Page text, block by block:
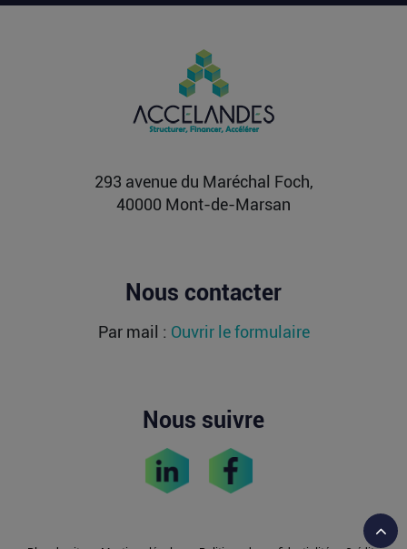
chez OpenAI pour se soigner
L’article Après une pause de 3 mois, la Française
Fidji Simo quitte son poste chez OpenAI pour se
293 avenue du Maréchal Foch,
40000 Mont-de-Marsan
Nous contacter
Par mail : Ouvrir le formulaire
Nous suivre